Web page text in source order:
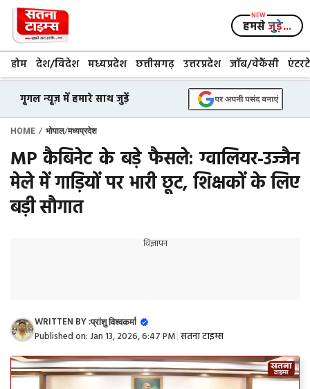
Skip
content
हमसेजुड़े...
होम देश/विदेश मध्यप्रदेश छत्तीसगढ़ उत्तरप्रदेश जॉब/वेकैंसी
गूगल न्यूज़ में हमारे साथ जुड़ें
HOME / भोपाल/मध्यप्रदेश
MP कैबिनेट के बड़े फैसले: ग्वालियर-उज्जैन
मेले में गाड़ियों पर भारी छूट, शिक्षकों के लिए
बड़ी सौगात
विज्ञापन
WRITTEN BY :प्रांशु विश्वकर्मा
Published on:Jan 13, 2026, 6:47 PM सतना टाइम्स